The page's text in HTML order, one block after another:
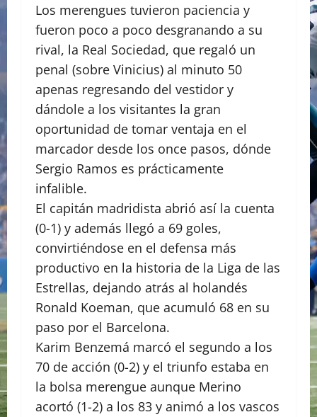
Los merengues tuvieron paciencia y
fueron poco a poco desgranando a su
rival, la Real Sociedad, que regaló un
penal (sobre Vinicius) al minuto 50
apenas regresando del vestidor y
dándole a los visitantes la gran
oportunidad de tomar ventaja en el
marcador desde los once pasos, dónde
Sergio Ramos es prácticamente
infalible.
El capitán madridista abrió así la cuenta
(0-1) y además llegó a 69 goles,
convirtiéndose en el defensa más
productivo en la historia de la Liga de las
Estrellas, dejando atrás al holandés
Ronald Koeman, que acumuló 68 en su
paso por el Barcelona.
Karim Benzemá marcó el segundo a los
70 de acción (0-2) y el triunfo estaba en
la bolsa merengue aunque Merino
acortó (1-2) a los 83 y animó a los vascos